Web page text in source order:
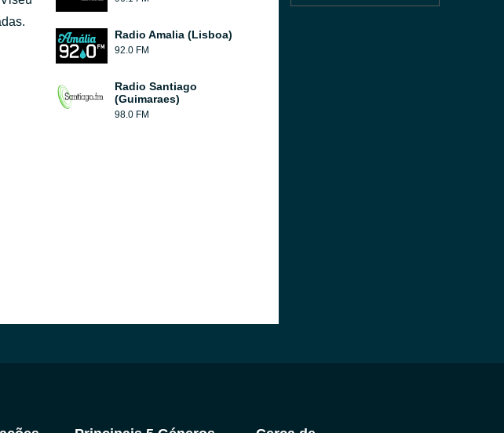
Radio Amalia (Lisboa)
92.0 FM
Radio Santiago
(Guimaraes)
98.0 FM